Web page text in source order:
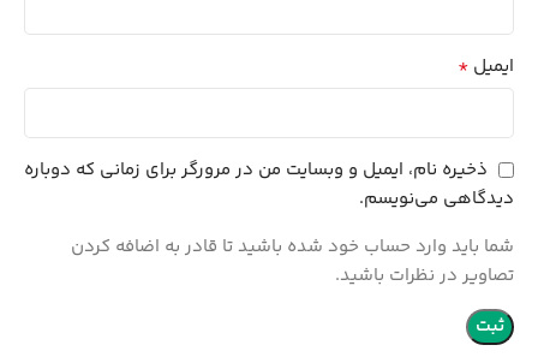
ایمیل *
ذخیره نام، ایمیل و وبسایت من در مرورگر برای زمانی که دوباره
دیدگاهی می‌نویسم.
شما باید وارد حساب خود شده باشید تا قادر به اضافه کردن
تصاویر در نظرات باشید.